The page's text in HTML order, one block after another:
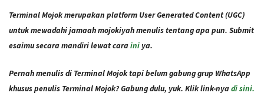
Terminal Mojok merupakan platform User Generated Content (UGC)
untuk mewadahi jamaah mojokiyah menulis tentang apa pun. Submit
esaimu secara mandiri lewat caraini ya.
Pernah menulis di Terminal Mojok tapi belum gabung grup WhatsApp
khusus penulis Terminal Mojok? Gabung dulu, yuk. Klik link-nyadi sini.